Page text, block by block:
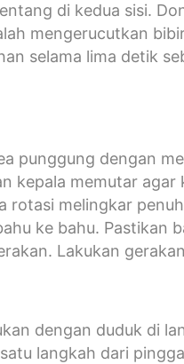
di kedua sisi.
mengerucutkan
selama lima detik
punggung dengan
kepala memutar
rotasi melingkar
ke bahu. Pastikan
Lakukan
dengan duduk di
langkah dari